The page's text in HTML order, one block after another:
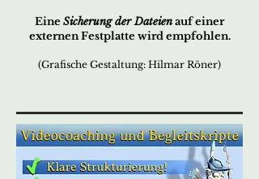
Eine Sicherung der Dateienauf einer
externen Festplatte wird empfohlen.
(Grafische Gestaltung: Hilmar Röner)